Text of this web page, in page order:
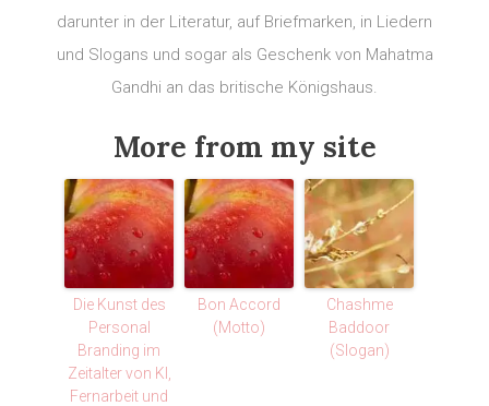
darunter in der Literatur, auf Briefmarken, in Liedern
und Slogans und sogar als Geschenk von Mahatma
Gandhi an das britische Königshaus.
More from my site
Die Kunst des
Personal
Branding im
Zeitalter von KI,
Fernarbeit und
Bon Accord
(Motto)
Chashme
Baddoor
(Slogan)